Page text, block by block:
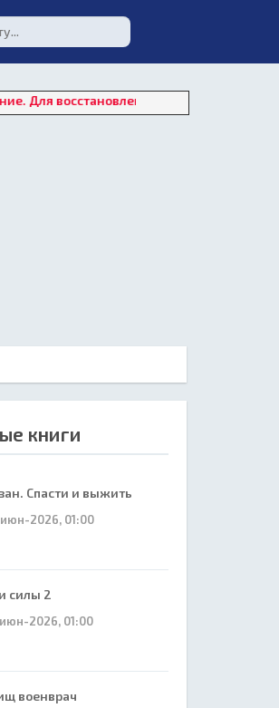
работы плеера нажмите
книги
Спасти и выжить
2026, 01:00
силы 2
2026, 01:00
военврач